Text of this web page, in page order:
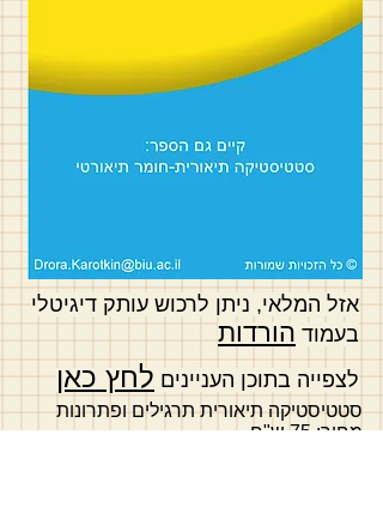
אזל המלאי, ניתן לרכוש עותק דיגיטלי
בעמוד הורדות
לצפייה בתוכן העניינים לחץ כאן
סטטיסטיקה תיאורית תרגילים ופתרונות
מחיר: 75 ש"ח